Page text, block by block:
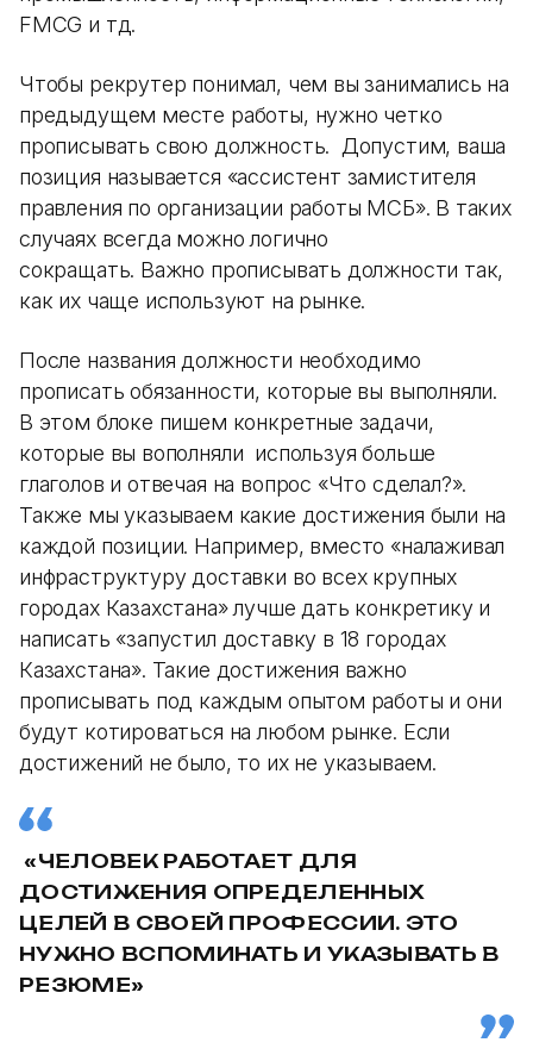
FMCG и тд.
Чтобы рекрутер понимал, чем вы занимались на
предыдущем месте работы, нужно четко
прописывать свою должность. Допустим, ваша
позиция называется «ассистент замистителя
правления по организации работы МСБ». В таких
случаях всегда можно логично
сокращать. Важно прописывать должности так,
как их чаще используют на рынке.
После названия должности необходимо
прописать обязанности, которые вы выполняли.
В этом блоке пишем конкретные задачи,
которые вы вополняли используя больше
глаголов и отвечая на вопрос «Что сделал?».
Также мы указываем какие достижения были на
каждой позиции. Например, вместо «налаживал
инфраструктуру доставки во всех крупных
городах Казахстана» лучше дать конкретику и
написать «запустил доставку в 18 городах
Казахстана». Такие достижения важно
прописывать под каждым опытом работы и они
будут котироваться на любом рынке. Если
достижений не было, то их не указываем.
«ЧЕЛОВЕК РАБОТАЕТ ДЛЯ
ДОСТИЖЕНИЯ ОПРЕДЕЛЕННЫХ
ЦЕЛЕЙ В СВОЕЙ ПРОФЕССИИ. ЭТО
НУЖНО ВСПОМИНАТЬ И УКАЗЫВАТЬ В
РЕЗЮМЕ»